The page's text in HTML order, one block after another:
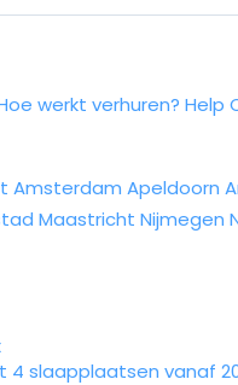
werkt verhuren? Help
Amsterdam Apeldoorn
Maastricht Nijmegen
4 slaapplaatsen vanaf